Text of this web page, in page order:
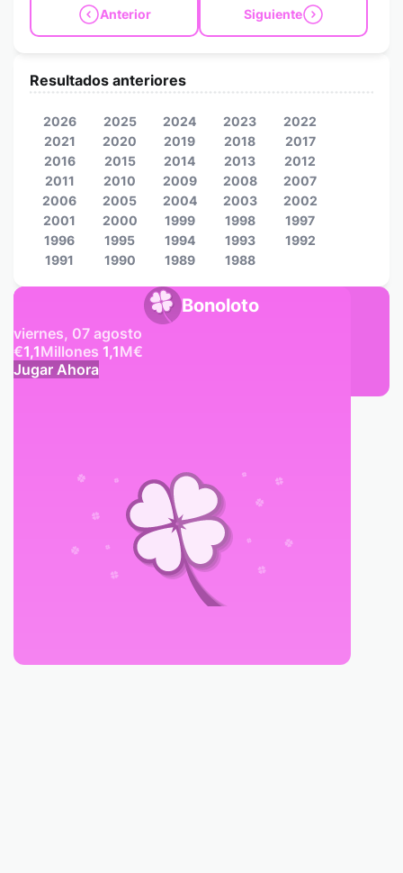
Anterior Siguiente
Bonoloto
viernes, 07 agosto
€1,1Millones 1,1M€
Jugar Ahora
Resultados anteriores
2026 2025 2024 2023
2022
2021
2020 2019 2018
2017
2016
2015 2014 2013
2012
2011
2010 2009 2008
2007
2006
2005 2004 2003
2002
2001
2000 1999 1998
1997
1996
1995 1994 1993
1992
1991
1990 1989 1988